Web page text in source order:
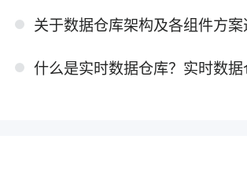
关于数据仓库架构及各组件方案
什么是实时数据仓库？实时数据仓库搭建需